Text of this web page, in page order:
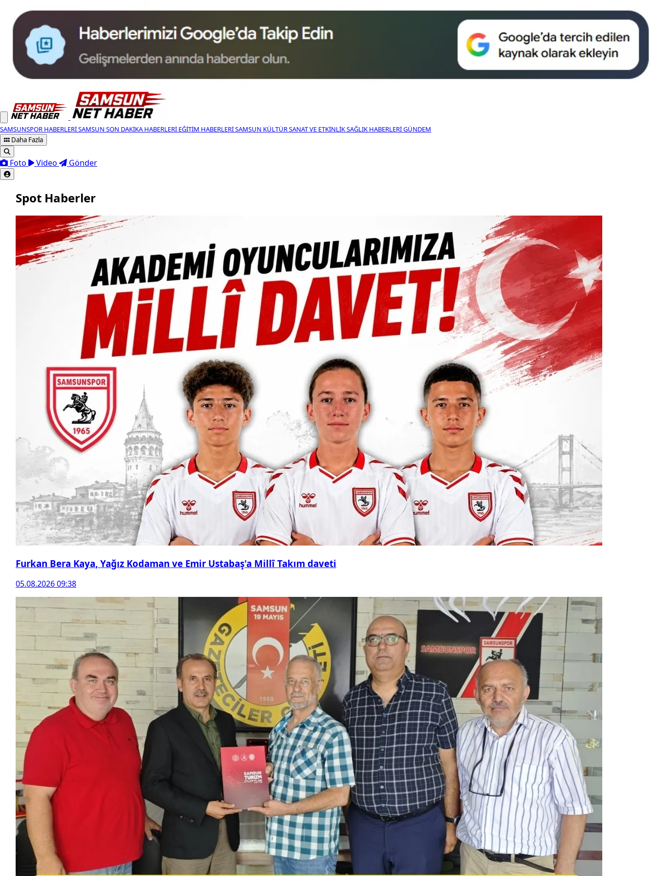
SAMSUNSPOR HABERLERISAMSUN SON DAKIKA HABERLERI EĞITIM HABERLERISAMSUN KÜLTÜR SANAT VE ETKINLIKSAĞLIK HABERLERIGÜNDEM
Daha Fazla
Foto Video Gönder
Spot Haberler
Furkan Bera Kaya, Yağız Kodaman ve Emir Ustabaş'a Millî Takım daveti
05.08.2026 09:38